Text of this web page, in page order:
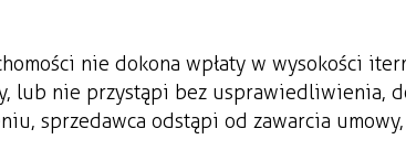
nie dokona wpłaty w wysokości i
lub nie przystąpi bez usprawiedliwienia,
sprzedawca odstąpi od zawarcia umowy,